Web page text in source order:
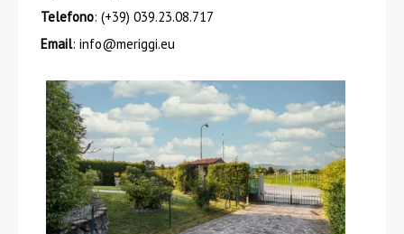
Telefono: (+39) 039.23.08.717
Email: info@meriggi.eu